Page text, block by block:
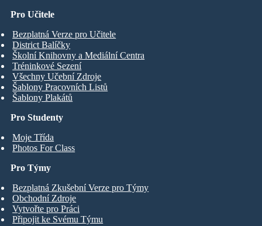
Pro Studenty
Moje Třída
Photos For Class
Pro Učitele
Bezplatná Verze pro Učitele
District Balíčky
Školní Knihovny a Mediální Centra
Tréninkové Sezení
Všechny Učební Zdroje
Šablony Pracovních Listů
Šablony Plakátů
Pro Týmy
Bezplatná Zkušební Verze pro Týmy
Obchodní Zdroje
Vytvořte pro Práci
Připojit ke Svému Týmu